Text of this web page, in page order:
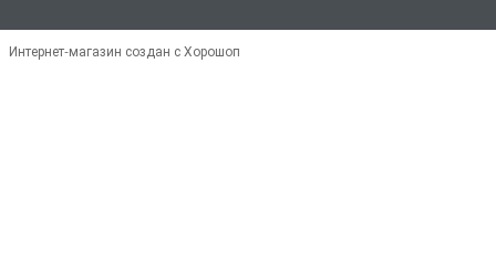
Интернет-магазин создан с Хорошоп